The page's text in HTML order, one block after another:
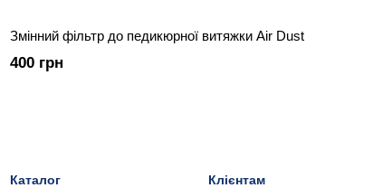
Змінний фільтр до педикюрної витяжки Air Dust
400 грн
Каталог Клієнтам